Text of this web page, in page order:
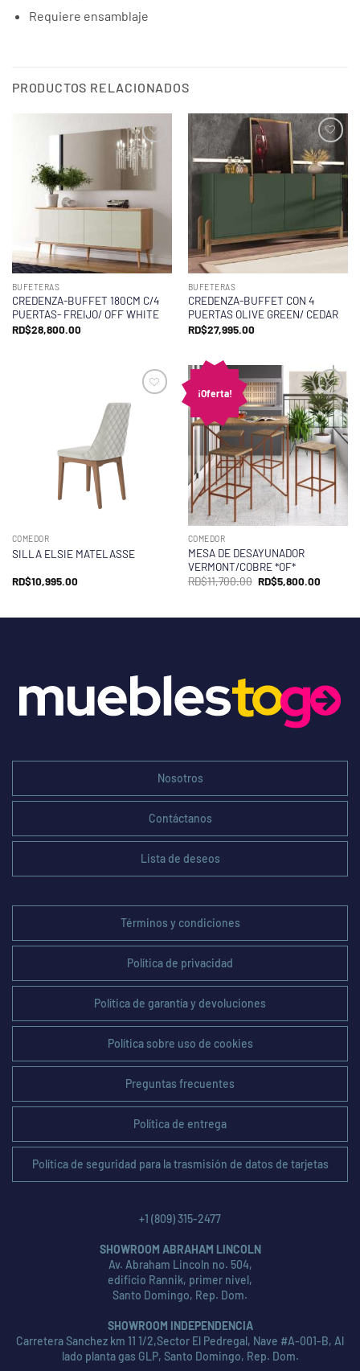
Requiere ensamblaje
PRODUCTOS RELACIONADOS
BUFETERAS
CREDENZA-BUFFET 180CM C/4
PUERTAS- FREIJO/ OFF WHITE
RD$28,800.00
BUFETERAS
CREDENZA-BUFFET CON 4
PUERTAS OLIVE GREEN/ CEDAR
RD$27,995.00
COMEDOR
SILLA ELSIE MATELASSE
RD$10,995.00
¡Oferta!
COMEDOR
MESA DE DESAYUNADOR
VERMONT/COBRE *OF*
RD$11,700.00 El
precio
RD$11,700.00.
RD$5,800.00El
Nosotros
Contáctanos
Lista de deseos
Términos y condiciones
Política de privacidad
Política de garantía y devoluciones
Política sobre uso de cookies
Preguntas frecuentes
Política de entrega
Política de seguridad para la trasmisión de datos de tarjetas
+1 (809) 315-2477
SHOWROOM ABRAHAM LINCOLN
Av. Abraham Lincoln no. 504,
edificio Rannik, primer nivel,
Santo Domingo, Rep. Dom.
SHOWROOM INDEPENDENCIA
Carretera Sanchez km 11 1/2,Sector El Pedregal, Nave #A-001-B, Al
lado planta gas GLP, Santo Domingo, Rep. Dom.